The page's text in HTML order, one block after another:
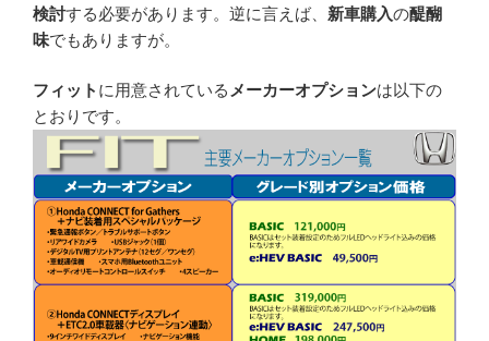
検討する必要があります。逆に言えば、 新車購入の醍醐
味でもありますが。
フィット に用意されている メーカーオプションは以下の
とおりです。